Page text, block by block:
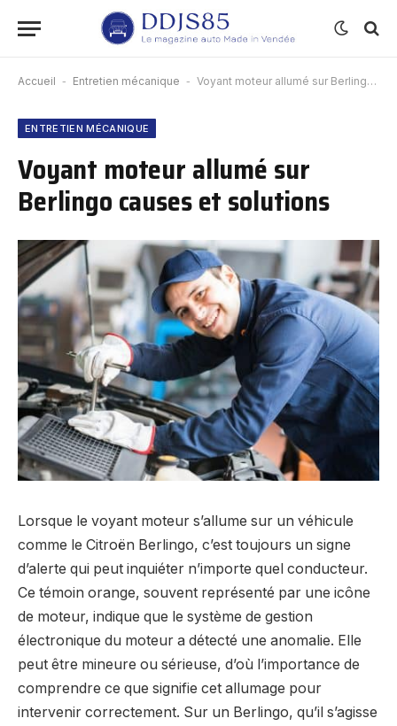
Accueil - Entretien mécanique - Voyant moteur allumé sur Berlingo causes et solutions
ENTRETIEN MÉCANIQUE
Voyant moteur allumé sur
Berlingo causes et solutions
Lorsque le voyant moteur s’allume sur un véhicule
comme le Citroën Berlingo, c’est toujours un signe
d’alerte qui peut inquiéter n’importe quel conducteur.
Ce témoin orange, souvent représenté par une icône
de moteur, indique que le système de gestion
électronique du moteur a détecté une anomalie. Elle
peut être mineure ou sérieuse, d’où l’importance de
comprendre ce que signifie cet allumage pour
intervenir correctement. Sur un Berlingo, qu’il s’agisse